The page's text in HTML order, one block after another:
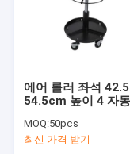
비디오
우리 에 관한 것
저희에게 연락하
에어 롤러 좌석
54.5cm 높이 4 자동
MOQ:50pcs
최신 가격 받기